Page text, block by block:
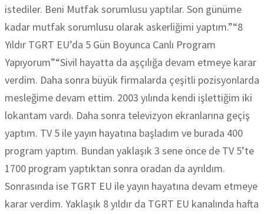
istediler. Beni Mutfak sorumlusu yaptılar. Son günüme
kadar mutfak sorumlusu olarak askerliğimi yaptım.”“8
Yıldır TGRT EU’da 5 Gün Boyunca Canlı Program
Yapıyorum”“Sivil hayatta da aşçılığa devam etmeye karar
verdim. Daha sonra büyük firmalarda çeşitli pozisyonlarda
mesleğime devam ettim. 2003 yılında kendi işlettiğim iki
lokantam vardı. Daha sonra televizyon ekranlarına geçiş
yaptım. TV 5 ile yayın hayatına başladım ve burada 400
program yaptım. Bundan yaklaşık 3 sene önce de TV 5’te
1700 program yaptıktan sonra oradan da ayrıldım.
Sonrasında ise TGRT EU ile yayın hayatına devam etmeye
karar verdim. Yaklaşık 8 yıldır da TGRT EU kanalında hafta